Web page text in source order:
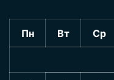
Пн Вт Ср